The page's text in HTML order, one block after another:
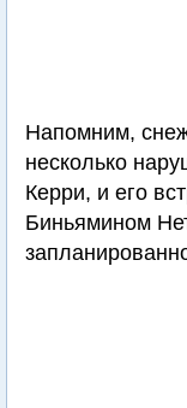
Напомним,
несколько
Керри, и его
Биньямином